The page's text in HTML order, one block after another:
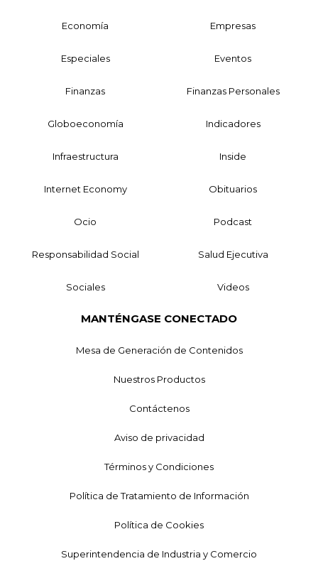
Economía Empresas
Especiales Eventos
Finanzas Finanzas Personales
Globoeconomía Indicadores
Infraestructura Inside
Internet Economy Obituarios
Ocio Podcast
Responsabilidad Social Salud Ejecutiva
Sociales Videos
MANTÉNGASE CONECTADO
Mesa de Generación de Contenidos
Nuestros Productos
Contáctenos
Aviso de privacidad
Términos y Condiciones
Política de Tratamiento de Información
Política de Cookies
Superintendencia de Industria y Comercio